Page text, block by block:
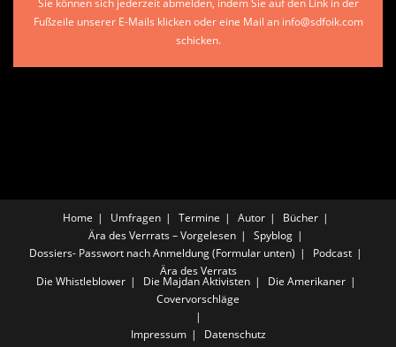
Sie können sich jederzeit abmelden, indem Sie auf den Link in der
Fußzeile unserer E-Mails klicken oder eine Mail an info@sdfoik.com
schicken.
Home Umfragen Termine Autor
Bücher
Ära des Verrrats – Vorgelesen
Spyblog
Dossiers- Passwort nach Anmeldung (Formular unten)
Podcast
Ära des Verrats
Die Whistleblower Die Majdan Aktivisten
Die Amerikaner
Covervorschläge
Impressum Datenschutz